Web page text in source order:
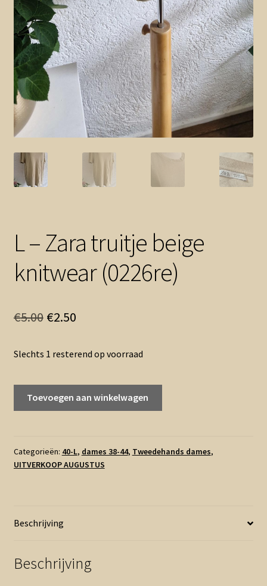
L – Zara truitje beige
knitwear (0226re)
€5.00 Oorspronkelijke
was:
€5.00.
€2.50Huidige
is:
€2.50.
Slechts 1 resterend op voorraad
beige
knitwear
Toevoegen aan winkelwagen
Categorieën: 40-L, dames 38-44, Tweedehands dames,
UITVERKOOP AUGUSTUS
Beschrijving
Beschrijving